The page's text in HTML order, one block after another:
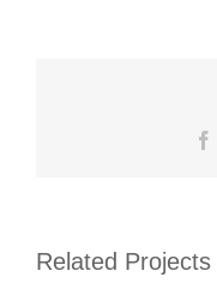
Related Projects